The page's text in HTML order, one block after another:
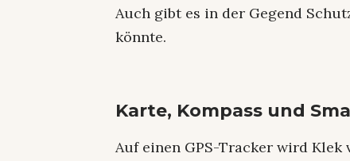
Auch gibt es in der Gegend
könnte.
Karte, Kompass und
Auf einen GPS-Tracker wird